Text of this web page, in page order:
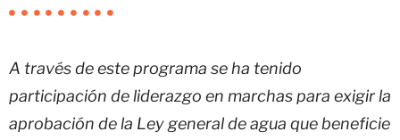
A través de este programa se ha tenido
participación de liderazgo en marchas para exigir la
aprobación de la Ley general de agua que beneficie